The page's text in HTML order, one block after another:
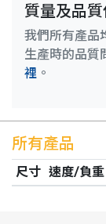
質量及品
我們所有產品
生產時的品質
裡 。
所有產品
尺寸 速度/負重